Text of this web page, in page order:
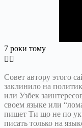
7 роки тому
Совет автору этого
заклинило на
или Узбек
своем языке или
пишет Ти що не по
писать только на